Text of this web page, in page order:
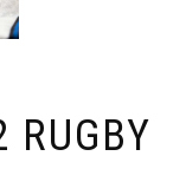
RUGBY